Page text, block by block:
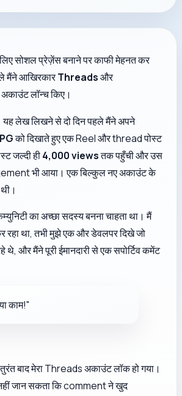
सोशल प्रेज़ेंस बनाने पर काफी मेहनत कर
मैंने आखिरकारThreadsऔर
लॉन्च किए।
यह लेख लिखने से दो दिन पहले मैंने अपने
को दिखाते हुए एक Reel और thread पोस्ट
जल्दी ही4,000 viewsतक पहुँची और उस
भी आया। एक बिल्कुल नए अकाउंट के
का अच्छा सदस्य बनना चाहता था। मैं
रहा था, तभी मुझे एक और डेवलपर दिखे जो
थे, और मैंने पूरी ईमानदारी से एक सपोर्टिव कमेंट
काम!"
बाद मेरा Threads अकाउंट लॉक हो गया।
जान सकता कि comment ने खुद